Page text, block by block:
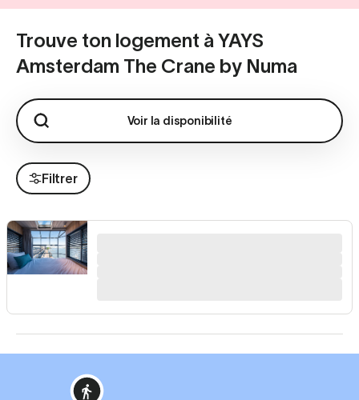
Trouve ton logement à YAYS
Amsterdam The Crane by Numa
Voir la disponibilité
Filtrer